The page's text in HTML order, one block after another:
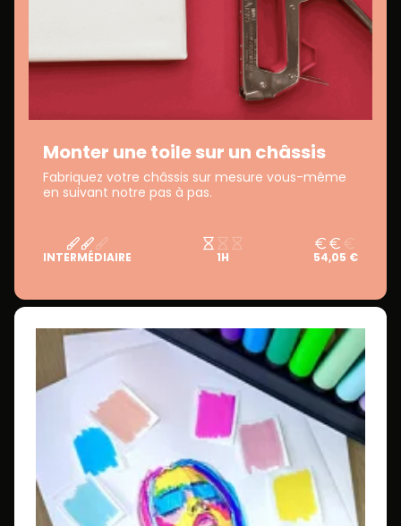
Monter une toile sur un châssis
Fabriquez votre châssis sur mesure vous-même
en suivant notre pas à pas.
INTERMÉDIAIRE 1H 54,05 €